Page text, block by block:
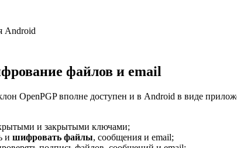
Android
файлов и email
OpenPGP вполне доступен и в Android в виде
и закрытыми ключами;
и шифровать файлы, сообщения и email;